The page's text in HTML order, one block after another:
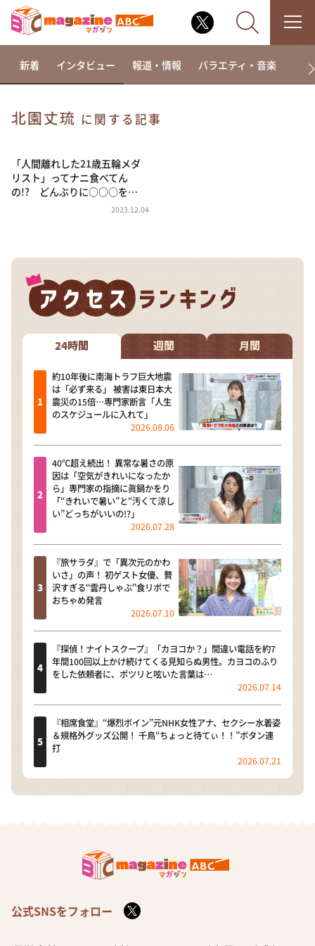
相席食堂
これ余談なんですけど・・・
～人生密着トークバラエティ！～ やすとものいたっ
河合＆A.B.C-Z塚田×福井アナ「なんでやねん！？」
（news おかえり）
DAIGOも台所 ～きょうの献立 何にする？～
本日はダイアンなり！シーズン２
朝だ！生です旅サラダ
教えて！ニュースライブ 正義のミカタ
ＬＩＦＥ～夢のカタチ～
新婚さんいらっしゃい！
ポツンと一軒家
ザキ山小屋本館
ぺこぱのまるスポ
新着 インタビュー 報道・情報 バラエティ・音楽 ド
北園丈琉 に関する記事
「人間離れした21歳五輪メダ
リスト」ってナニ食べてん
の!? どんぶりに○○○を…
2023.12.04
24時間 週間 月間
約10年後に南海トラフ巨大地震
は「必ず来る」 被害は東日本大
震災の15倍…専門家断言「人生
のスケジュールに入れて」
2026.08.06
40℃超え続出！ 異常な暑さの原
因は「空気がきれいになったか
ら」専門家の指摘に眞鍋かをり
「“きれいで暑い”と“汚くて涼し
い”どっちがいいの!?」
2026.07.28
『旅サラダ』で「異次元のかわ
いさ」の声！ 初ゲスト女優、贅
沢すぎる“雲丹しゃぶ”食リポで
おちゃめ発言
2026.07.10
『探偵！ナイトスクープ』「カヨコか？」間違い電話を約7
年間100回以上かけ続けてくる見知らぬ男性。カヨコのふり
をした依頼者に、ポツリと呟いた言葉は…
2026.07.14
『相席食堂』“爆烈ボイン”元NHK女性アナ、セクシー水着姿
＆規格外グッズ公開！ 千鳥“ちょっと待てぃ！！”ボタン連
打
2026.07.21
公式SNSをフォロー